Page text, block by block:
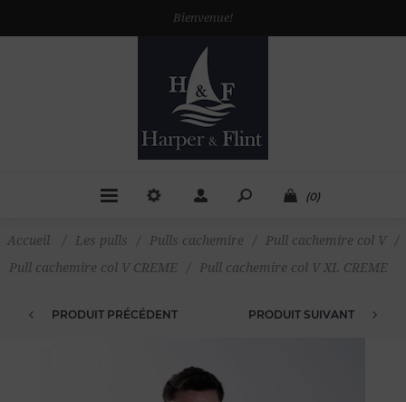
Bienvenue!
(0)
Accueil / Les pulls / Pulls cachemire / Pull cachemire col V
/
Pull cachemire col V CREME
/ Pull cachemire col V XL CREME
PRODUIT PRÉCÉDENT PRODUIT SUIVANT